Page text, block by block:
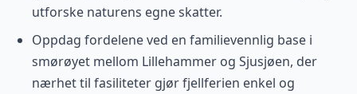
utforske naturens egne skatter.
Oppdag fordelene ved en familievennlig base i
smørøyet mellom Lillehammer og Sjusjøen, der
nærhet til fasiliteter gjør fjellferien enkel og